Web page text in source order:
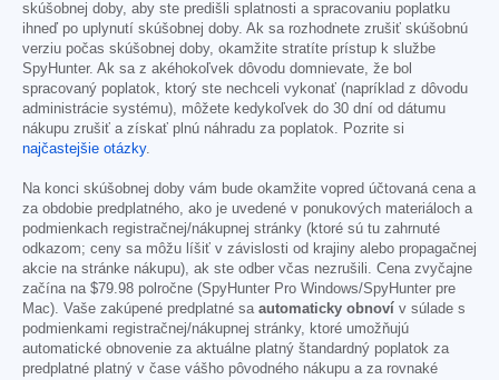
skúšobnej doby, aby ste predišli splatnosti a spracovaniu poplatku
ihneď po uplynutí skúšobnej doby. Ak sa rozhodnete zrušiť skúšobnú
verziu počas skúšobnej doby, okamžite stratíte prístup k službe
SpyHunter. Ak sa z akéhokoľvek dôvodu domnievate, že bol
spracovaný poplatok, ktorý ste nechceli vykonať (napríklad z dôvodu
administrácie systému), môžete kedykoľvek do 30 dní od dátumu
nákupu zrušiť a získať plnú náhradu za poplatok. Pozrite si
najčastejšie otázky.
Na konci skúšobnej doby vám bude okamžite vopred účtovaná cena a
za obdobie predplatného, ako je uvedené v ponukových materiáloch a
podmienkach registračnej/nákupnej stránky (ktoré sú tu zahrnuté
odkazom; ceny sa môžu líšiť v závislosti od krajiny alebo propagačnej
akcie na stránke nákupu), ak ste odber včas nezrušili. Cena zvyčajne
začína na $79.98 polročne (SpyHunter Pro Windows/SpyHunter pre
Mac). Vaše zakúpené predplatné sa automaticky obnoví v súlade s
podmienkami registračnej/nákupnej stránky, ktoré umožňujú
automatické obnovenie za aktuálne platný štandardný poplatok za
predplatné platný v čase vášho pôvodného nákupu a za rovnaké